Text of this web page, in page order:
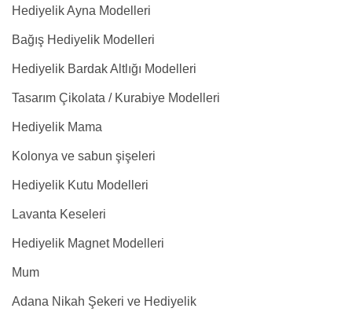
Hediyelik Ayna Modelleri
Bağış Hediyelik Modelleri
Hediyelik Bardak Altlığı Modelleri
Tasarım Çikolata / Kurabiye Modelleri
Hediyelik Mama
Kolonya ve sabun şişeleri
Hediyelik Kutu Modelleri
Lavanta Keseleri
Hediyelik Magnet Modelleri
Mum
Adana Nikah Şekeri ve Hediyelik